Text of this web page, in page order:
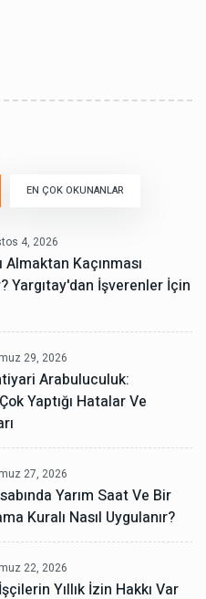
EN ÇOK OKUNANLAR
4, 2026
Kaçınması
Yargıtay'dan İşverenler İçin
29, 2026
Arabuluculuk:
Yaptığı Hatalar Ve
27, 2026
Yarım Saat Ve Bir
Kuralı Nasıl Uygulanır?
22, 2026
Yıllık İzin Hakkı Var